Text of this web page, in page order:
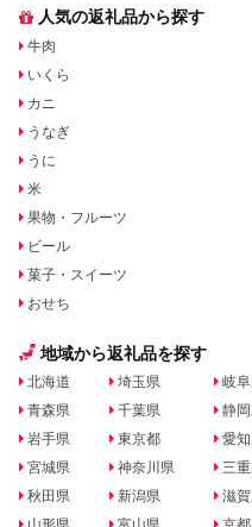
人気の返礼品から探す
牛肉
いくら
カニ
うなぎ
うに
米
果物・フルーツ
ビール
菓子・スイーツ
おせち
地域から返礼品を探す
北海道
青森県
岩手県
宮城県
秋田県
埼玉県
千葉県
東京都
神奈川県
新潟県
岐
静
愛
三
滋